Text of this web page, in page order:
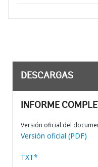
DESCARGAS
INFORME
Versión oficial del
Versión oficial (PDF)
TXT*